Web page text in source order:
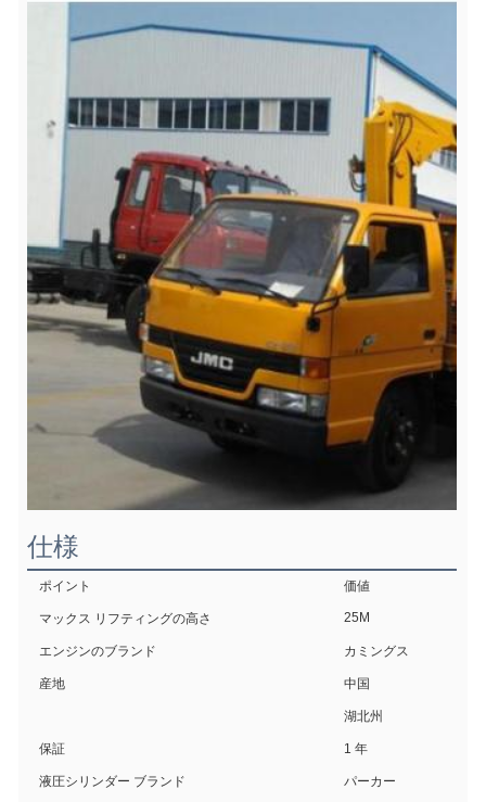
仕様
ポイント 価値
マックス リフティングの高さ 25M
エンジンのブランド カミングス
産地 中国
湖北州
保証 1 年
液圧シリンダー ブランド パーカー